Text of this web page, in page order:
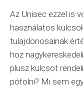
Az Unisec ezzel is
használatos
tulajdonosainak
hoz
plusz kulcsot
pótolni? Mi sem